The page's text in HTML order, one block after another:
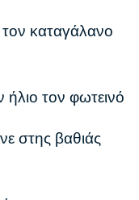
καταγάλανο
τον φωτεινό
στης βαθιάς